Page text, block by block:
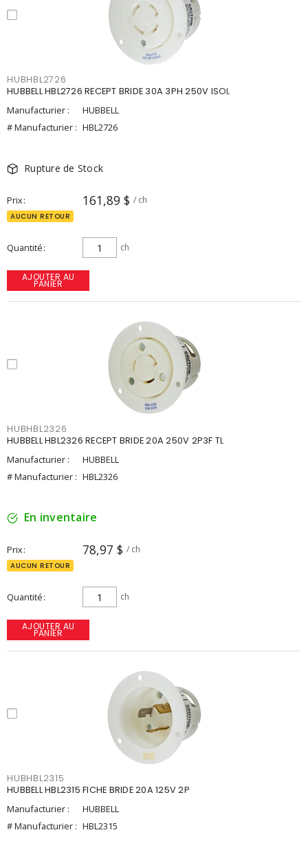
HUBHBL2726
HUBBELL HBL2726 RECEPT BRIDE 30A 3PH 250V ISOL
Manufacturier :
HUBBELL
# Manufacturier : HBL2726
Rupture de Stock
Prix 161,89 $ / ch
AUCUN RETOUR
Quantité ch
AJOUTER AU
PANIER
HUBHBL2326
HUBBELL HBL2326 RECEPT BRIDE 20A 250V 2P3F TL
Manufacturier :
HUBBELL
# Manufacturier : HBL2326
En inventaire
Prix 78,97 $ / ch
AUCUN RETOUR
Quantité ch
AJOUTER AU
PANIER
HUBHBL2315
HUBBELL HBL2315 FICHE BRIDE 20A 125V 2P
Manufacturier :
HUBBELL
# Manufacturier : HBL2315